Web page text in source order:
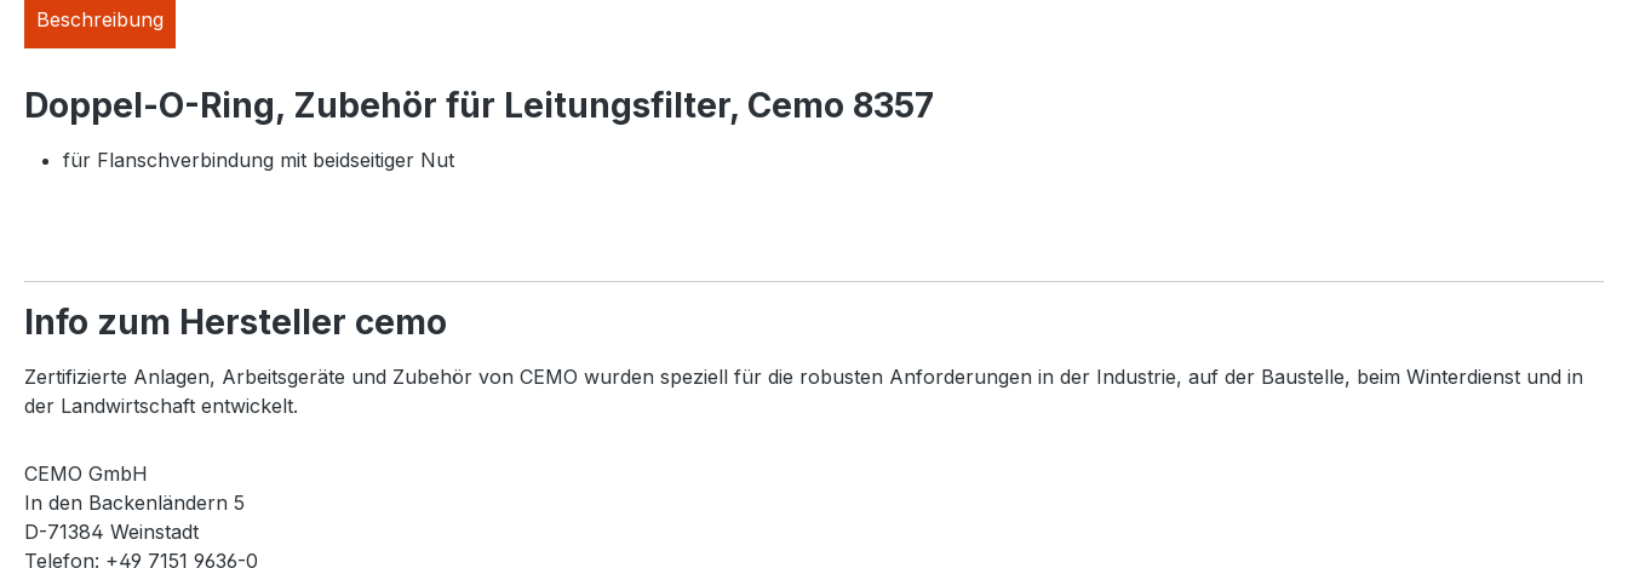
Beschreibung
Doppel-O-Ring, Zubehör für Leitungsfilter, Cemo 8357
für Flanschverbindung mit beidseitiger Nut
Info zum Hersteller cemo
Zertifizierte Anlagen, Arbeitsgeräte und Zubehör von CEMO wurden speziell für die robusten Anforderungen in der Industrie, auf der Baustelle, beim Winterdienst und in
der Landwirtschaft entwickelt.
CEMO GmbH
In den Backenländern 5
D-71384 Weinstadt
Telefon: +49 7151 9636-0